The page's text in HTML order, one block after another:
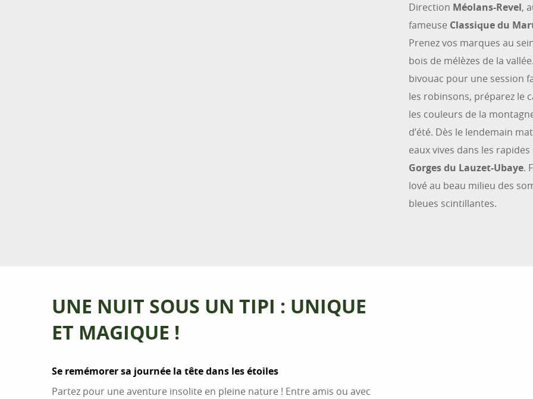
Direction Méolans-Revel,
fameuse Classique du
Prenez vos marques au
bois de mélèzes de la
bivouac pour une session
les robinsons, préparez le
les couleurs de la
d’été. Dès le lendemain
eaux vives dans les
Gorges du Lauzet-Ubaye.
lové au beau milieu des
bleues scintillantes.
UNE NUIT SOUS UN TIPI : UNIQUE
ET MAGIQUE !
Se remémorer sa journée la tête dans les étoiles
Partez pour une aventure insolite en pleine nature ! Entre amis ou avec